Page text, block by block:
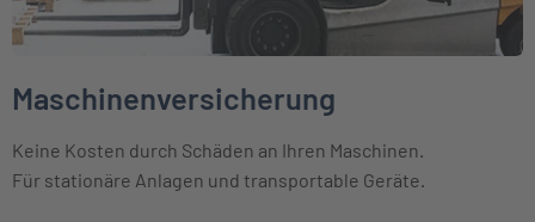
Maschinenversicherung
Keine Kosten durch Schäden an Ihren Maschinen.
Für stationäre Anlagen und transportable Geräte.